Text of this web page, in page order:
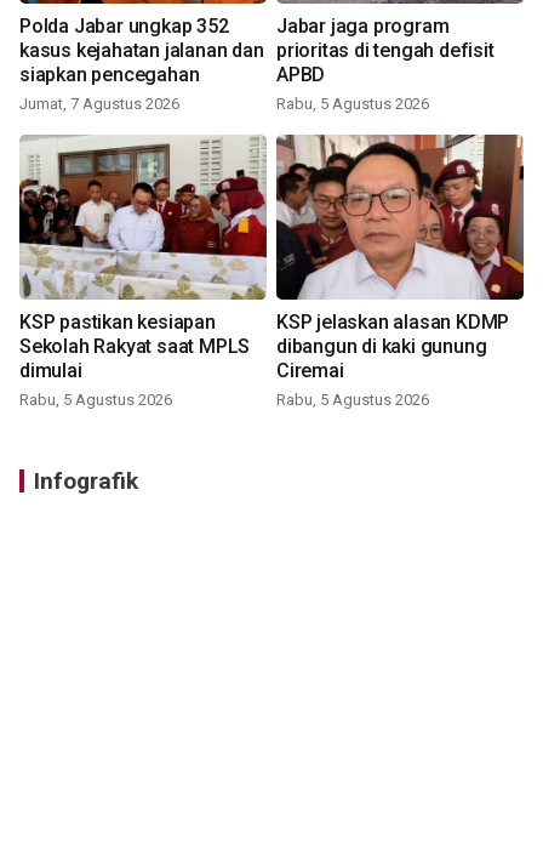
Polda Jabar ungkap 352
kasus kejahatan jalanan dan
siapkan pencegahan
Jumat, 7 Agustus 2026
Jabar jaga program
prioritas di tengah defisit
APBD
Rabu, 5 Agustus 2026
KSP pastikan kesiapan
Sekolah Rakyat saat MPLS
dimulai
Rabu, 5 Agustus 2026
KSP jelaskan alasan KDMP
dibangun di kaki gunung
Ciremai
Rabu, 5 Agustus 2026
Infografik